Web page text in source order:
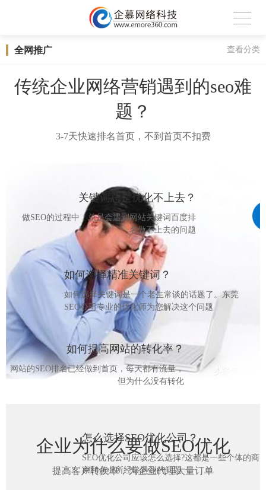
全网推广 查看分类
传统企业网络营销遇到的seo难
题？
3-7天快速排名首页，不到首页不扣费
关键词总是优化不上去？
做SEO的过程中，总是会遇到网站关键词百度排
名做不上去的问题
如何选择精准关键词？
如何选择关键词是一个老生常谈的话题了。东莞
SEO公司专业的优化师为您解决这个问题
如何提高网站的转化率？
网站的SEO排名已经做到首页，每天都有流量，
但为什么没有转化
怎么选择SEO优化公司？
SEO优化公司应该怎么选择?这都是一些个体的商
家和企业所经常遇到的问题
企业为什么要做SEO优化
提高客户转换率，为企业代理大量订单